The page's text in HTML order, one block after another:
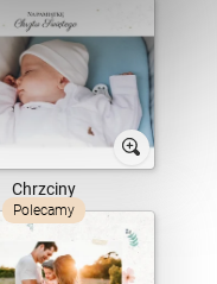
Chrzciny
Polecamy